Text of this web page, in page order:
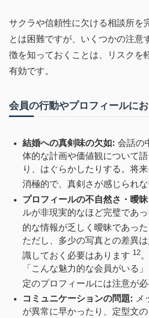
サクラや信頼性に欠ける相談所を
とは困難ですが、いくつかの注意
徴を知っておくことは、リスクを
有効です。
会員の行動やプロフィールに
結婚への真剣味の欠如: 会話の
体的な計画や価値観について
り、はぐらかしたりする。将
消極的で、真剣さが感じられ
プロフィールの不自然さ・曖
ルが非現実的なほど完璧であ
的な情報が乏しく曖昧であっ
ただし、多少の写真との差異
識しておく必要はあります 12
「こんな魅力的な会員がいる
定のプロフィールには注意が
コミュニケーションの問題: メ
が異常に早かったり、定型文